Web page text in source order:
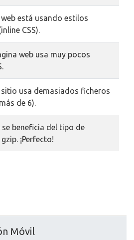
está usando estilos
CSS).
web usa muy pocos
usa demasiados ficheros
de 6).
se beneficia del tipo de
¡Perfecto!
Móvil